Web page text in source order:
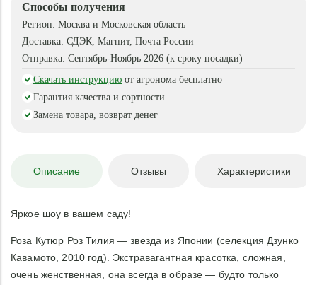
Способы получения
Регион: Москва и Московская область
Доставка: СДЭК, Магнит, Почта России
Отправка: Сентябрь-Ноябрь 2026 (к сроку посадки)
Скачать инструкцию от агронома бесплатно
Гарантия качества и сортности
Замена товара, возврат денег
Описание Отзывы Характеристики
Яркое шоу в вашем саду!
Роза Кутюр Роз Тилия — звезда из Японии (селекция Дзунко
Кавамото, 2010 год). Экстравагантная красотка, сложная,
очень женственная, она всегда в образе — будто только